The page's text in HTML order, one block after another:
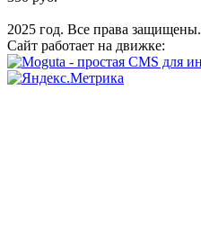
2025 год. Все права защищены.
Сайт работает на движке: